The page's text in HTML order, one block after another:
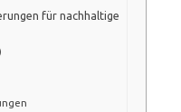
für nachhaltige